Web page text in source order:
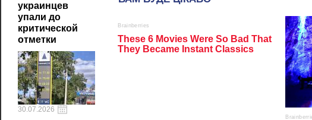
украинцев
упали до
критической
отметки
30.07.2026